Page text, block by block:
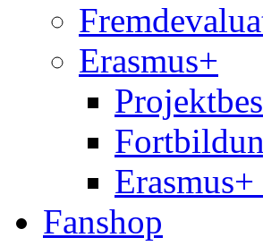
Erasmus+
Fanshop